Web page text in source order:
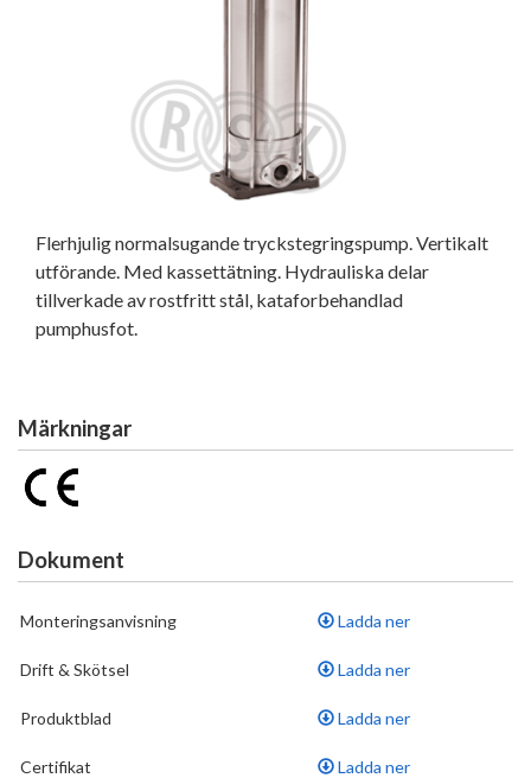
Flerhjulig normalsugande tryckstegringspump. Vertikalt
utförande. Med kassettätning. Hydrauliska delar
tillverkade av rostfritt stål, kataforbehandlad
pumphusfot.
Märkningar
Dokument
Monteringsanvisning Ladda ner
Drift & Skötsel Ladda ner
Produktblad Ladda ner
Certifikat Ladda ner